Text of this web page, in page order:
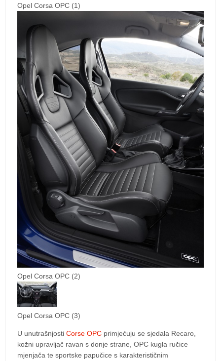
Opel Corsa OPC (1)
Opel Corsa OPC (2)
Opel Corsa OPC (3)
U unutrašnjosti Corse OPC primjećuju se sjedala Recaro,
kožni upravljač ravan s donje strane, OPC kugla ručice
mjenjača te sportske papučice s karakterističnim